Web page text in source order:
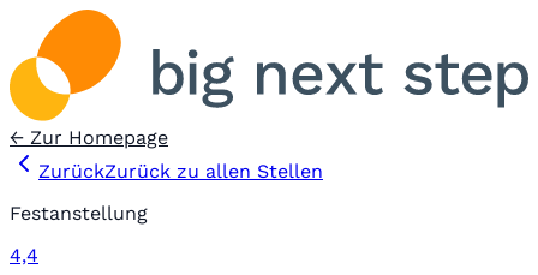
← Zur Homepage
ZurückZurück zu allen Stellen
Festanstellung
4,4